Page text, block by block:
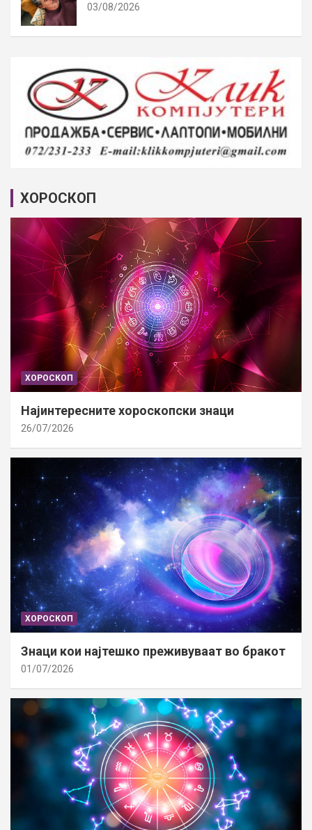
03/08/2026
ХОРОСКОП
ХОРОСКОП
Најинтересните хороскопски знаци
26/07/2026
ХОРОСКОП
Знаци кои најтешко преживуваат во бракот
01/07/2026